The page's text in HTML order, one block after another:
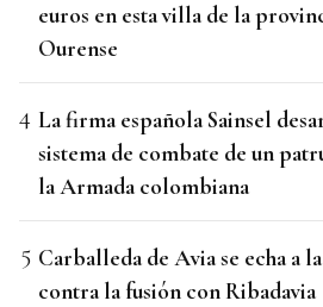
euros en esta villa de la
Ourense
La firma española Sainsel
sistema de combate de un
la Armada colombiana
Carballeda de Avia se echa a
contra la fusión con Ribadavia